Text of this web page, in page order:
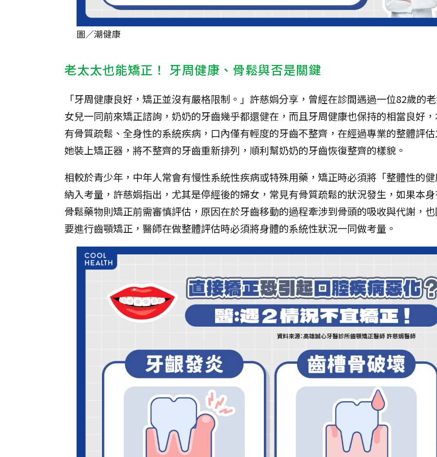
圖／潮健康
老太太也能矯正！ 牙周健康、骨鬆與否是關鍵
「牙周健康良好，矯正並沒有嚴格限制。」許慈娟分享，曾經在診間遇過一位82歲的
女兒一同前來矯正諮詢，奶奶的牙齒幾乎都還健在，而且牙周健康也保持的相當良好
有骨質疏鬆、全身性的系統疾病，口內僅有輕度的牙齒不整齊，在經過專業的整體評
她裝上矯正器，將不整齊的牙齒重新排列，順利幫奶奶的牙齒恢復整齊的樣貌。
相較於青少年，中年人常會有慢性系統性疾病或特殊用藥，矯正時必須將「整體性的
納入考量，許慈娟指出，尤其是停經後的婦女，常見有骨質疏鬆的狀況發生，如果本
骨鬆藥物則矯正前需審慎評估，原因在於牙齒移動的過程牽涉到骨頭的吸收與代謝，
要進行齒顎矯正，醫師在做整體評估時必須將身體的系統性狀況一同做考量。